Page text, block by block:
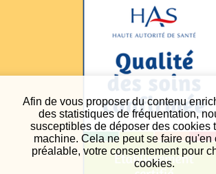
Afin de vous proposer du contenu
des statistiques de fréquentation,
susceptibles de déposer des cookies
machine. Cela ne peut se faire qu'en
préalable, votre consentement pour
cookies.